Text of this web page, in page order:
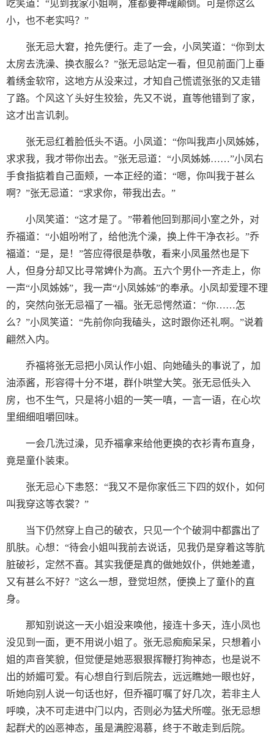
吃笑道：“见到我家小姐啊，准都要神魂颠倒。可是你这么
小，也不老实吗？”
张无忌大窘，抢先便行。走了一会，小凤笑道：“你到太
太房去洗澡、换衣服么？”张无忌站定一看，但见前面门上垂
着绣金软帘，这地方从没来过，才知自己慌谎张张的又走错
了路。个风这丫头好生狡狯，先又不说，直等他错到了家，
这才出言讥刺。
张无忌红着脸低头不语。小凤道：“你叫我声小凤姊姊，
求求我，我才带你出去。”张无忌道：“小凤姊姊……”小凤右
手食指掂着自己面颊，一本正经的道：“嗯，你叫我于甚么
啊？”张无忌道：“求求你，带我出去。”
小凤笑道：“这才是了。”带着他回到那间小室之外，对
乔福道：“小姐吩咐了，给他洗个澡，换上件干净衣衫。”乔
福道：“是，是！”答应得很是恭敬，看来小凤虽然也是下
人，但身分却又比寻常婢仆为高。五六个男仆一齐走上，你
一声“小凤姊姊”，我一声“小凤姊姊”的奉承。小凤却爱理不理
的，突然向张无忌福了一福。张无忌愕然道：“你……怎
么？”小凤笑道：“先前你向我磕头，这时跟你还礼啊。”说着
翩然入内。
乔福将张无忌把小凤认作小姐、向她磕头的事说了，加
油添酱，形容得十分不堪，群仆哄堂大笑。张无忌低头入
房，也不生气，只是将小姐的一笑一嗔，一言一语，在心坎
里细细咀嚼回味。
一会几洗过澡，见乔福拿来给他更换的衣衫青布直身，
竟是童仆装束。
张无忌心下恚怒：“我又不是你家低三下四的奴仆，如何
叫我穿这等衣裳？”
当下仍然穿上自己的破衣，只见一个个破洞中都露出了
肌肤。心想：“待会小姐叫我前去说话，见我仍是穿着这等肮
脏破衫，定然不喜。其实我便是真的做她奴仆，供她差遣，
又有甚么不好？”这么一想，登觉坦然，便换上了童仆的直
身。
那知别说这一天小姐没来唤他，接连十多天，连小凤也
没见到一面，更不用说小姐了。张无忌痴痴呆呆，只想着小
姐的声音笑貌，但觉便是她恶狠狠挥鞭打狗神态，也是说不
出的娇媚可爱。有心想自行到后院去，远远瞧她一眼也好，
听她向别人说一句话也好，但乔福叮嘱了好几次，若非主人
呼唤，决不可走进中门以内，否则必为猛犬所噬。张无忌想
起群犬的凶恶神态，虽是满腔渴慕，终于不敢走到后院。